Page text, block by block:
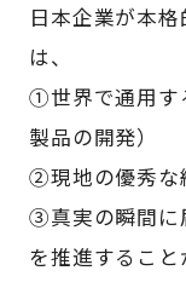
日本企業が本
は、
①世界で通用す
製品の開発）
②現地の優秀な
③真実の瞬間に
を推進すること